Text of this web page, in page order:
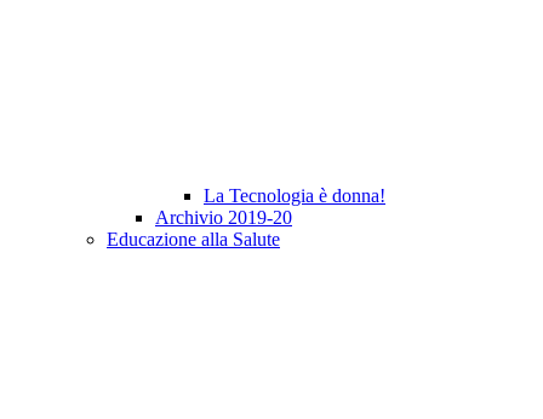
La Tecnologia è donna!
Archivio 2019-20
Educazione alla Salute